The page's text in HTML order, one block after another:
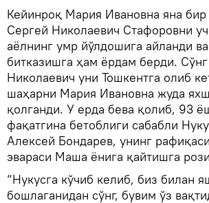
Кейинроқ Мария Ивановна яна
Сергей Николаевич Стафоровни
аёлнинг умр йўлдошига айланди
битказишга ҳам ёрдам берди.
Николаевич уни Тошкентга олиб
шаҳарни Мария Ивановна жуда
қолганди. У ерда бева қолиб, 93
фақатгина бетоблиги сабабли
Алексей Бондарев, унинг
эвараси Маша ёнига қайтишга
“Нукусга кўчиб келиб, биз билан
бошлаганидан сўнг, бувим ўз